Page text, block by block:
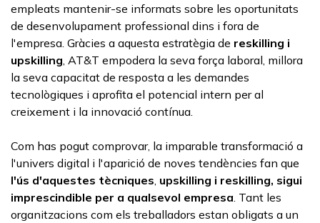
empleats mantenir-se informats sobre les oportunitats
de desenvolupament professional dins i fora de
l'empresa. Gràcies a aquesta estratègia de reskilling i
upskilling , AT&T empodera la seva força laboral, millora
la seva capacitat de resposta a les demandes
tecnològiques i aprofita el potencial intern per al
creixement i la innovació contínua.
Com has pogut comprovar, la imparable transformació a
l'univers digital i l'aparició de noves tendències fan que
l'ús d'aquestes tècniques upskilling i reskilling, sigui
imprescindible per a qualsevol empresa . Tant les
organitzacions com els treballadors estan obligats a un